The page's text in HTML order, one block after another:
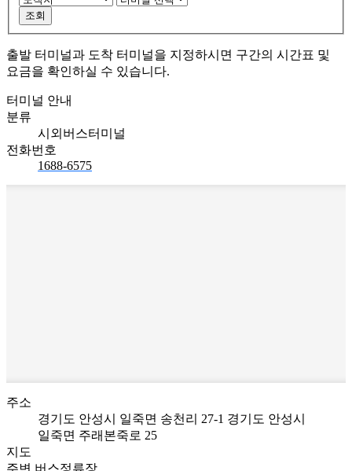
조회
출발 터미널과 도착 터미널을 지정하시면 구간의 시간표 및
요금을 확인하실 수 있습니다.
터미널 안내
분류
시외버스터미널
전화번호
1688-6575
주소
경기도 안성시 일죽면 송천리 27-1 경기도 안성시
일죽면 주래본죽로 25
지도
주변 버스정류장